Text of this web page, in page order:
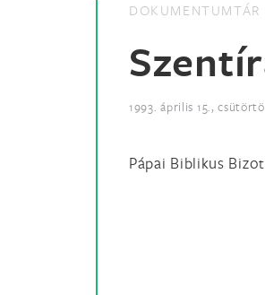
DOKUMENTUMTÁR
1993. április 15.,
Pápai Biblikus